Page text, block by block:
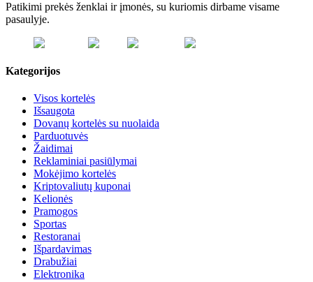
Patikimi prekės ženklai ir įmonės, su kuriomis dirbame visame
pasaulyje.
Kategorijos
Visos kortelės
Išsaugota
Dovanų kortelės su nuolaida
Parduotuvės
Žaidimai
Reklaminiai pasiūlymai
Mokėjimo kortelės
Kriptovaliutų kuponai
Kelionės
Pramogos
Sportas
Restoranai
Išpardavimas
Drabužiai
Elektronika